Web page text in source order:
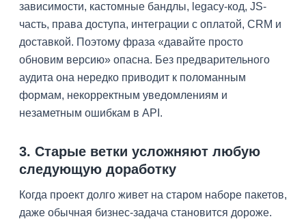
зависимости, кастомные бандлы, legacy-код, JS-
часть, права доступа, интеграции с оплатой, CRM и
доставкой. Поэтому фраза «давайте просто
обновим версию» опасна. Без предварительного
аудита она нередко приводит к поломанным
формам, некорректным уведомлениям и
незаметным ошибкам в API.
3. Старые ветки усложняют любую
следующую доработку
Когда проект долго живет на старом наборе пакетов,
даже обычная бизнес-задача становится дороже.